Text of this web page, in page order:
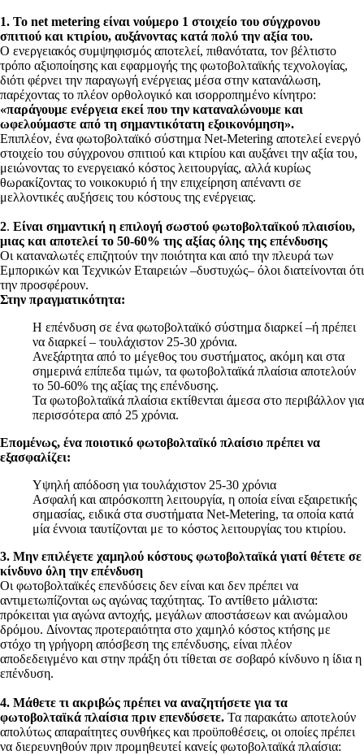
1. Το netmetering είναι νούμερο 1 στοιχείο του σύγχρονου
σπιτιού και κτιρίου, αυξάνοντας κατά πολύ την αξία του.
Ο ενεργειακός συμψηφισμός αποτελεί, πιθανότατα, τον βέλτιστο
τρόπο αξιοποίησης και εφαρμογής της φωτοβολταϊκής τεχνολογίας,
διότι φέρνει την παραγωγή ενέργειας μέσα στην κατανάλωση,
παρέχοντας το πλέον ορθολογικό και ισορροπημένο κίνητρο:
«παράγουμε ενέργεια εκεί που την καταναλώνουμε και
ωφελούμαστε από τη σημαντικότατη εξοικονόμηση».
Επιπλέον, ένα φωτοβολταϊκό σύστημα Net-Metering αποτελεί ενεργό
στοιχείο του σύγχρονου σπιτιού και κτιρίου και αυξάνει την αξία του,
μειώνοντας το ενεργειακό κόστος λειτουργίας, αλλά κυρίως
θωρακίζοντας το νοικοκυριό ή την επιχείρηση απέναντι σε
μελλοντικές αυξήσεις του κόστους της ενέργειας.
2. Είναι σημαντική η επιλογή σωστού φωτοβολταϊκού πλαισίου,
μιας και αποτελεί το 50-60% της αξίας όλης της επένδυσης
Οι καταναλωτές επιζητούν την ποιότητα και από την πλευρά των
Εμπορικών και Τεχνικών Εταιρειών –δυστυχώς– όλοι διατείνονται ότι
την προσφέρουν.
Στην πραγματικότητα:
Η επένδυση σε ένα φωτοβολταϊκό σύστημα διαρκεί –ή πρέπει
να διαρκεί – τουλάχιστον 25-30 χρόνια.
Ανεξάρτητα από το μέγεθος του συστήματος, ακόμη και στα
σημερινά επίπεδα τιμών, τα φωτοβολταϊκά πλαίσια αποτελούν
το 50-60% της αξίας της επένδυσης.
Τα φωτοβολταϊκά πλαίσια εκτίθενται άμεσα στο περιβάλλον για
περισσότερα από 25 χρόνια.
Επομένως, ένα ποιοτικό φωτοβολταϊκό πλαίσιο πρέπει να
εξασφαλίζει:
Υψηλή απόδοση για τουλάχιστον 25-30 χρόνια
Ασφαλή και απρόσκοπτη λειτουργία, η οποία είναι εξαιρετικής
σημασίας, ειδικά στα συστήματα Net-Metering, τα οποία κατά
μία έννοια ταυτίζονται με το κόστος λειτουργίας του κτιρίου.
3. Μην επιλέγετε χαμηλού κόστους φωτοβολταϊκά γιατί θέτετε σε
κίνδυνο όλη την επένδυση
Οι φωτοβολταϊκές επενδύσεις δεν είναι και δεν πρέπει να
αντιμετωπίζονται ως αγώνας ταχύτητας. Το αντίθετο μάλιστα:
πρόκειται για αγώνα αντοχής, μεγάλων αποστάσεων και ανώμαλου
δρόμου. Δίνοντας προτεραιότητα στο χαμηλό κόστος κτήσης με
στόχο τη γρήγορη απόσβεση της επένδυσης, είναι πλέον
αποδεδειγμένο και στην πράξη ότι τίθεται σε σοβαρό κίνδυνο η ίδια η
επένδυση.
4. Μάθετε τι ακριβώς πρέπει να αναζητήσετε για τα
φωτοβολταϊκά πλαίσια πριν επενδύσετε. Τα παρακάτω αποτελούν
απολύτως απαραίτητες συνθήκες και προϋποθέσεις, οι οποίες πρέπει
να διερευνηθούν πριν προμηθευτεί κανείς φωτοβολταϊκά πλαίσια: